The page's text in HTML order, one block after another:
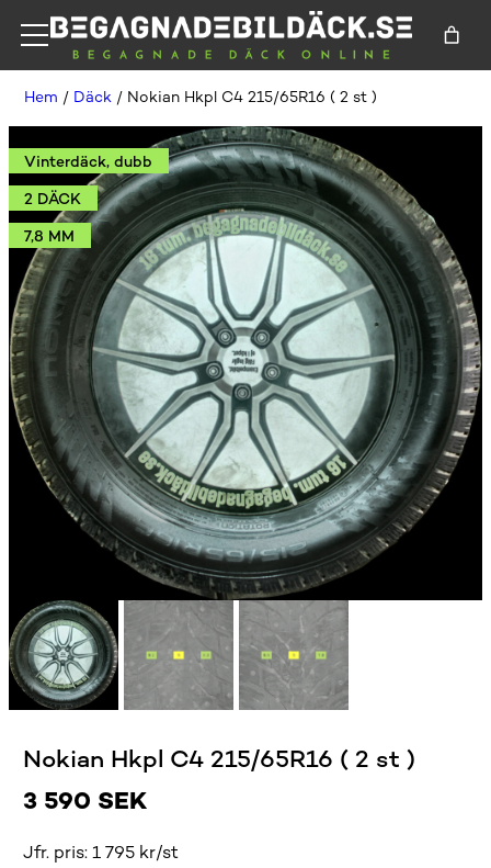
Hem / Däck / Nokian Hkpl C4 215/65R16 ( 2 st )
Vinterdäck, dubb
2 DÄCK
7,8 MM
Nokian Hkpl C4 215/65R16 ( 2 st )
3 590 SEK
Jfr. pris: 1 795 kr/st